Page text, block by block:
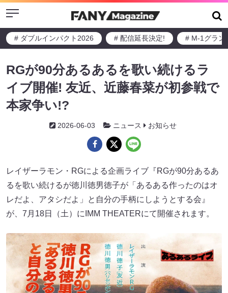
Menu
# ダブルインパクト2026 # 配信延長決定! # M-1グラン
RGが90分あるあるを歌い続けるラ
イブ開催! 友近、近藤春菜が初参戦で
本家争い!?
2026-06-03 ニュース お知らせ
レイザーラモン・RGによる企画ライブ『RGが90分あるあ
るを歌い続けるが徳川徳男徳子が「あるある作ったのはオ
レだよ、アタシだよ」と自分の手柄にしようとする会』
が、7月18日（土）にIMM THEATERにて開催されます。